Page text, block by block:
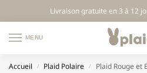
Livraison gratuite en 3 à 12
MENU
Accueil / Plaid Polaire / Plaid Rouge et